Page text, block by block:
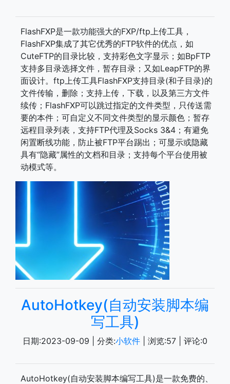
FlashFXP是一款功能强大的FXP/ftp上传工具，
FlashFXP集成了其它优秀的FTP软件的优点，如
CuteFTP的目录比较，支持彩色文字显示；如BpFTP
支持多目录选择文件，暂存目录；又如LeapFTP的界
面设计。ftp上传工具FlashFXP支持目录(和子目录)的
文件传输，删除；支持上传，下载，以及第三方文件
续传；FlashFXP可以跳过指定的文件类型，只传送需
要的本件；可自定义不同文件类型的显示颜色；暂存
远程目录列表，支持FTP代理及Socks 3&4；有避免
闲置断线功能，防止被FTP平台踢出；可显示或隐藏
具有“隐藏”属性的文档和目录；支持每个平台使用被
动模式等。
AutoHotkey(自动安装脚本编
写工具)
日期:2023-09-09 | 分类:小软件 | 浏览:57 | 评论:0
AutoHotkey(自动安装脚本编写工具)是一款免费的、